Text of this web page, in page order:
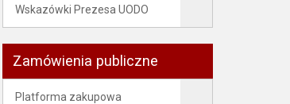
Wskazówki Prezesa UODO
Zamówienia publiczne
Platforma zakupowa